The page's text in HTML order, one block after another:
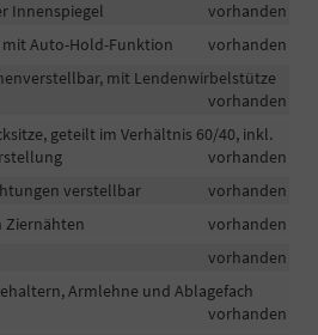
Innenspiegel
vorhanden
Auto-Hold-Funktion
vorhanden
mit Lendenwirbelstütze
vorhanden
geteilt im Verhältnis 60/40, inkl.
vorhanden
verstellbar
vorhanden
Ziernähten
vorhanden
vorhanden
Armlehne und Ablagefach
vorhanden